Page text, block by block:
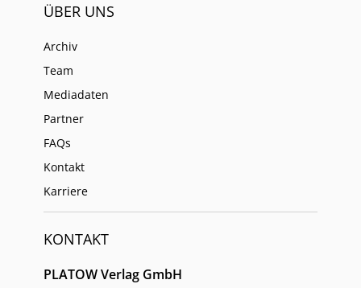
ÜBER UNS
Archiv
Team
Mediadaten
Partner
FAQs
Kontakt
Karriere
KONTAKT
PLATOW Verlag GmbH